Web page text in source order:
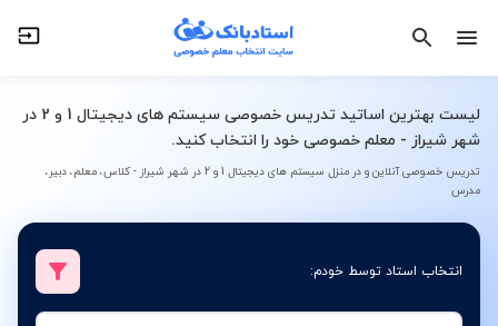
لیست بهترین اساتید تدریس خصوصی سیستم های دیجیتال 1 و 2 در
شهر شیراز - معلم خصوصی خود را انتخاب کنید.
تدریس خصوصی آنلاین و در منزل سیستم های دیجیتال 1 و 2 در شهر شیراز - کلاس، معلم، دبیر،
مدرس
انتخاب استاد توسط خودم: